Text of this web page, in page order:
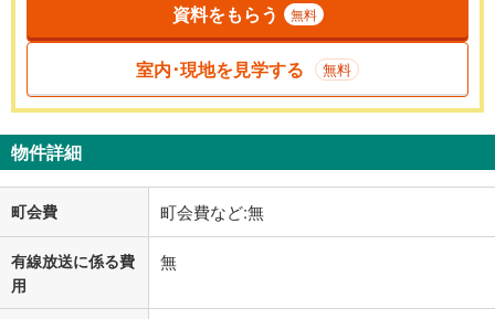
資料をもらう 無料
室内･現地を見学する 無料
物件詳細
町会費 町会費など:無
有線放送に係る費
用
無